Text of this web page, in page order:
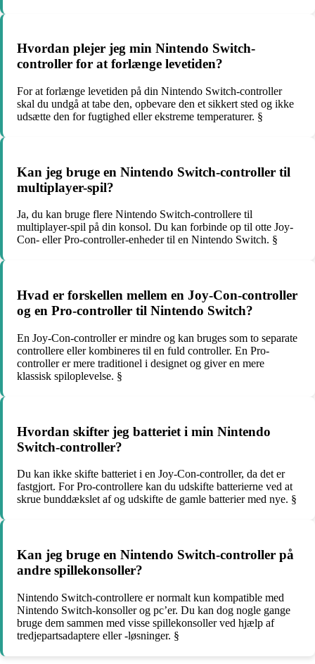
Hvordan plejer jeg min Nintendo Switch-
controller for at forlænge levetiden?
For at forlænge levetiden på din Nintendo Switch-controller
skal du undgå at tabe den, opbevare den et sikkert sted og ikke
udsætte den for fugtighed eller ekstreme temperaturer. §
Kan jeg bruge en Nintendo Switch-controller til
multiplayer-spil?
Ja, du kan bruge flere Nintendo Switch-controllere til
multiplayer-spil på din konsol. Du kan forbinde op til otte Joy-
Con- eller Pro-controller-enheder til en Nintendo Switch. §
Hvad er forskellen mellem en Joy-Con-controller
og en Pro-controller til Nintendo Switch?
En Joy-Con-controller er mindre og kan bruges som to separate
controllere eller kombineres til en fuld controller. En Pro-
controller er mere traditionel i designet og giver en mere
klassisk spiloplevelse. §
Hvordan skifter jeg batteriet i min Nintendo
Switch-controller?
Du kan ikke skifte batteriet i en Joy-Con-controller, da det er
fastgjort. For Pro-controllere kan du udskifte batterierne ved at
skrue bunddækslet af og udskifte de gamle batterier med nye. §
Kan jeg bruge en Nintendo Switch-controller på
andre spillekonsoller?
Nintendo Switch-controllere er normalt kun kompatible med
Nintendo Switch-konsoller og pc’er. Du kan dog nogle gange
bruge dem sammen med visse spillekonsoller ved hjælp af
tredjepartsadaptere eller -løsninger. §